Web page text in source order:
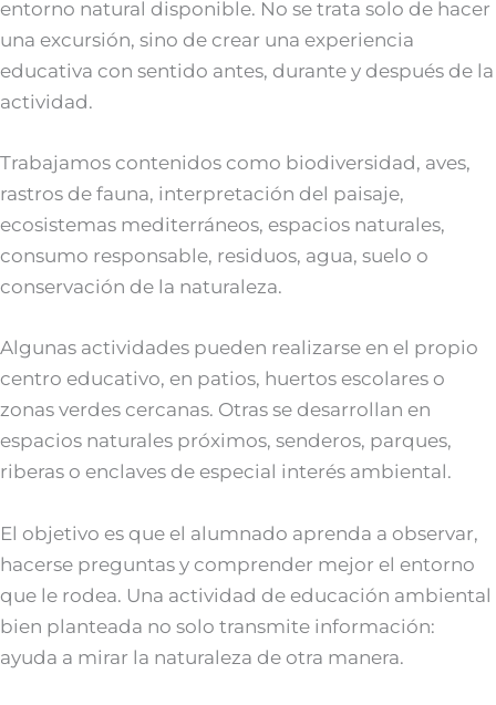
entorno natural disponible. No se trata solo de hacer
una excursión, sino de crear una experiencia
educativa con sentido antes, durante y después de la
actividad.
Trabajamos contenidos como biodiversidad, aves,
rastros de fauna, interpretación del paisaje,
ecosistemas mediterráneos, espacios naturales,
consumo responsable, residuos, agua, suelo o
conservación de la naturaleza.
Algunas actividades pueden realizarse en el propio
centro educativo, en patios, huertos escolares o
zonas verdes cercanas. Otras se desarrollan en
espacios naturales próximos, senderos, parques,
riberas o enclaves de especial interés ambiental.
El objetivo es que el alumnado aprenda a observar,
hacerse preguntas y comprender mejor el entorno
que le rodea. Una actividad de educación ambiental
bien planteada no solo transmite información:
ayuda a mirar la naturaleza de otra manera.